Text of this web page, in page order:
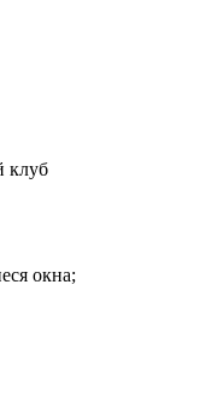
клуб
окна;